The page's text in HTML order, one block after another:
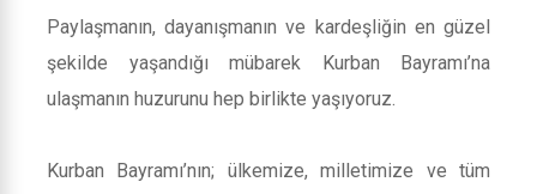
Paylaşmanın, dayanışmanın ve kardeşliğin en güzel
şekilde yaşandığı mübarek Kurban Bayramı’na
ulaşmanın huzurunu hep birlikte yaşıyoruz.
Kurban Bayramı’nın; ülkemize, milletimize ve tüm